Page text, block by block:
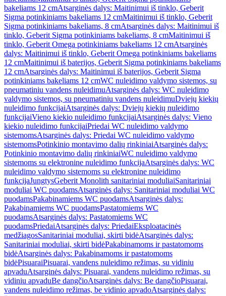
bakeliams 12 cmAtsarginės dalys: Maitinimui iš tinklo, Geberit
Sigma potinkiniams bakeliams 12 cmMaitinimui iš tinklo, Geberit
Sigma potinkiniams bakeliams, 8 cmAtsarginės dalys: Maitinimui iš
tinklo, Geberit Sigma potinkiniams bakeliams, 8 cmMaitinimui iš
tinklo, Geberit Omega potinkiniams bakeliams 12 cmAtsarginės
dalys: Maitinimui iš tinklo, Geberit Omega potinkiniams bakeliams
12 cmMaitinimui iš baterijos, Geberit Sigma potinkiniams bakeliams
12 cmAtsarginės dalys: Maitinimui iš baterijos, Geberit Sigma
potinkiniams bakeliams 12 cmWC nuleidimo valdymo sistemos, su
pneumatiniu vandens nuleidimuAtsarginės dalys: WC nuleidimo
valdymo sistemos, su pneumatiniu vandens nuleidimuDviejų kiekių
nuleidimo funkcijaiAtsarginės dalys: Dviejų kiekių nuleidimo
funkcijaiVieno kiekio nuleidimo funkcijaiAtsarginės dalys: Vieno
kiekio nuleidimo funkcijaiPriedai WC nuleidimo valdymo
sistemomsAtsarginės dalys: Priedai WC nuleidimo valdymo
sistemomsPotinkinio montavimo dalių rinkiniaiAtsarginės dalys:
Potinkinio montavimo dalių rinkiniaiWC nuleidimo valdymo
sistemoms su elektronine nuleidimo funkcijaAtsarginės dalys: WC
nuleidimo valdymo sistemoms su elektronine nuleidimo
funkcijaJungtysGeberit Monolith sanitariniai moduliaiSanitariniai
moduliai WC puodamsAtsarginės dalys: Sanitariniai moduliai WC
puodamsPakabinamiems WC puodamsAtsarginės dalys:
Pakabinamiems WC puodamsPastatomiems WC
puodamsAtsarginės dalys: Pastatomiems WC
puodamsPriedaiAtsarginės dalys: PriedaiEksploatacinės
medžiagosSanitariniai moduliai, skirti bidėAtsarginės dalys:
Sanitariniai moduliai, skirti bidėPakabinamoms ir pastatomoms
bidėAtsarginės dalys: Pakabinamoms ir pastatomoms
bidėPisuaraiPisuarai, vandens nuleidimo režimas, su vidiniu
apvaduAtsarginės dalys: Pisuarai, vandens nuleidimo režimas, su
vidiniu apvaduBe dangčioAtsarginės dalys: Be dangčioPisuarai,
vandens nuleidimo režimas, be vidinio apvadoAtsarginės dalys: